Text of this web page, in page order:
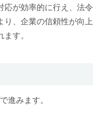
応が効率的に行え、法令
り、企業の信頼性が向上
す。
進みます。